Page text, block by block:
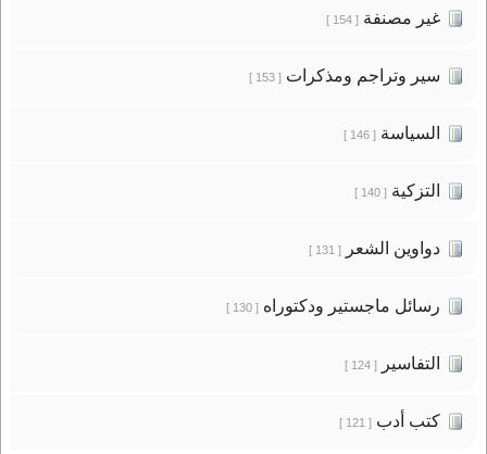
غير مصنفة[ 154 ]
سير وتراجم ومذكرات[ 153 ]
السياسة[ 146 ]
التزكية[ 140 ]
دواوين الشعر[ 131 ]
رسائل ماجستير ودكتوراه[ 130 ]
التفاسير[ 124 ]
كتب أدب[ 121 ]